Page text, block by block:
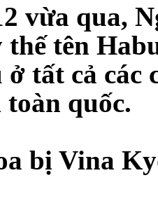
vừa qua,
thế tên
ở tất cả
quốc.
bị Vina